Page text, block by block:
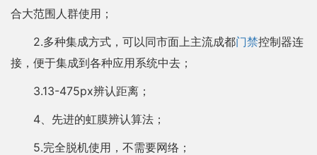
合大范围人群使用；
2.多种集成方式，可以同市面上主流成都门禁控制器连
接，便于集成到各种应用系统中去；
3.13-475px辨认距离；
4、先进的虹膜辨认算法；
5.完全脱机使用，不需要网络；